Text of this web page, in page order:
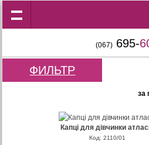
(067) 695-
ФИЛЬТР
за
Капці для дівчинки
Код: 2110/01